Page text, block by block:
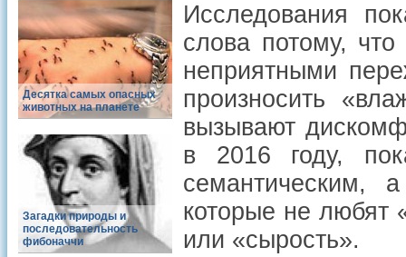
Десятка самых опасных
животных на планете
Загадки природы и
последовательность
фибоначчи
Исследования
слова потому,
неприятными
произносить
вызывают
в 2016 году,
семантическим,
которые не любят
или «сырость».